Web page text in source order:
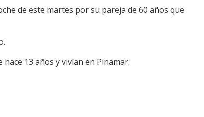
de este martes por su pareja de 60 años que
13 años y vivían en Pinamar.